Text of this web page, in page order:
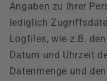
Angaben zu Ihrer
lediglich
Logfiles, wie z.B.
Datum und Uhrzeit
Datenmenge und